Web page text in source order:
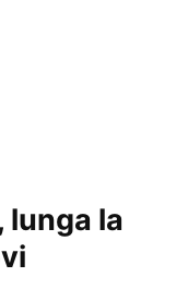
lunga la